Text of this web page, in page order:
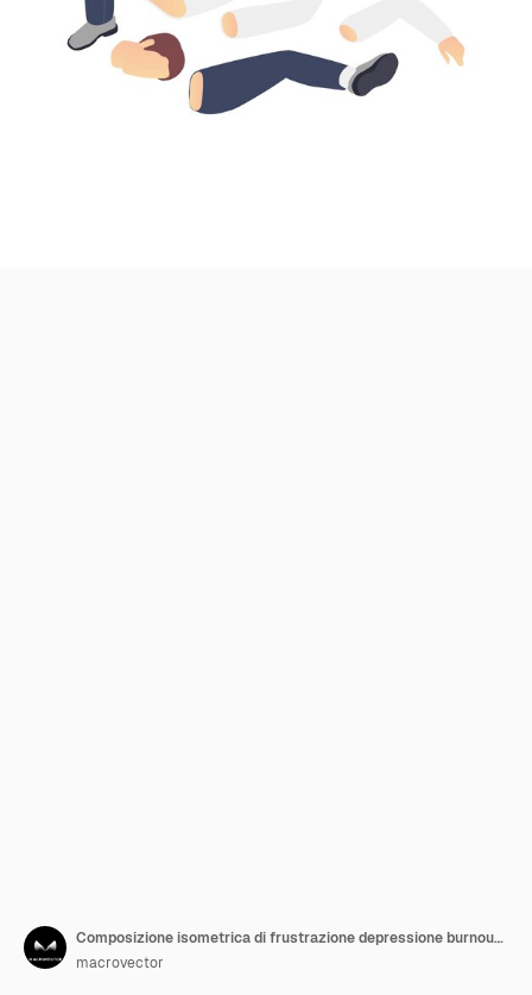
Composizione isometrica di frustrazione depressione burnout professionale con immagini di arti dei lavoratori
macrovector